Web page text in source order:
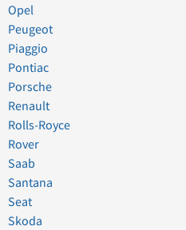
Opel
Peugeot
Piaggio
Pontiac
Porsche
Renault
Rolls-Royce
Rover
Saab
Santana
Seat
Skoda